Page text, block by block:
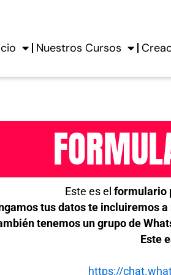
Nuestros Cursos
Este es el formulario
tus datos te incluiremos
tenemos un grupo de
Este
https://